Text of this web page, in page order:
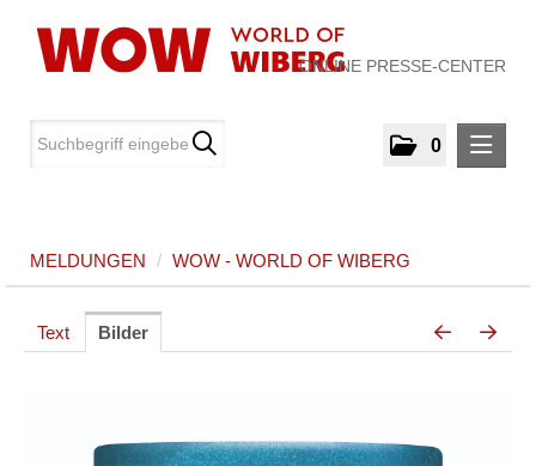
ONLINE PRESSE-CENTER
0
WOW - World of WIBERG
MEDIA
KONTAKT
MELDUNGEN / WOW - WORLD OF WIBERG
Text Bilder